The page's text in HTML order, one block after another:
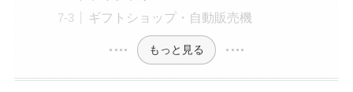
ギフトショップ・自動販売機
もっと見る